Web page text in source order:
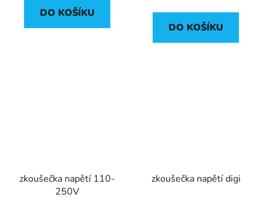
DO KOŠÍKU
DO KOŠÍKU
zkoušečka napětí 110-
250V
zkoušečka napětí digi